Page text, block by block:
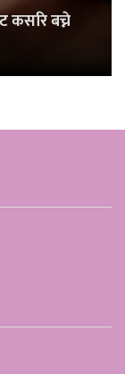
कसरि बच्ने